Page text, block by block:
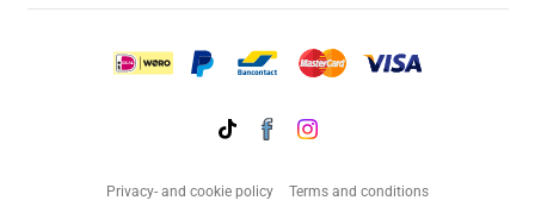
Privacy- and cookie policy Terms and conditions